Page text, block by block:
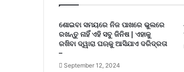
ଶୋଇବା ସମୟରେ ନିଜ ପାଖରେ ଭୁଲରେ
ରଖନ୍ତୁ ନାହିଁ ଏହି ସବୁ ଜିନିଷ | ଏହାକୁ
ରଖିବା ଦ୍ୱାରା ଘଋକୁ ଆସିଯାଏ ଦରିଦ୍ରତା
–
September 12, 2024